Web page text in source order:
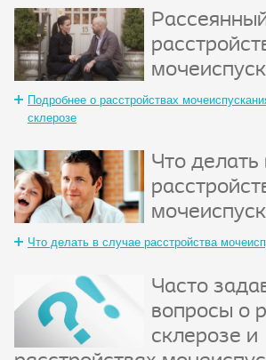
Подробнее о расстройствах
склерозе
Что делать
Что делать в случае расстройства
Часто
вопросы о
склерозе и